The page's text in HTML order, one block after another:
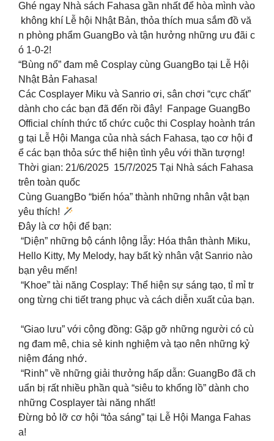
Ghé ngay Nhà sách Fahasa gần nhất để hòa mình vào
không khí Lễ hội Nhật Bản, thỏa thích mua sắm đồ vă
n phòng phẩm GuangBo và tận hưởng những ưu đãi c
ó 1-0-2!
“Bùng nổ” đam mê Cosplay cùng GuangBo tại Lễ Hội
Nhật Bản Fahasa!
Các Cosplayer Miku và Sanrio ơi, sân chơi “cực chất”
dành cho các bạn đã đến rồi đây! Fanpage GuangBo
Official chính thức tổ chức cuộc thi Cosplay hoành trán
g tại Lễ Hội Manga của nhà sách Fahasa, tạo cơ hội đ
ể các bạn thỏa sức thể hiện tình yêu với thần tượng!
Thời gian: 21/6/2025 15/7/2025 Tại Nhà sách Fahasa
trên toàn quốc
Cùng GuangBo “biến hóa” thành những nhân vật bạn
yêu thích!
Đây là cơ hội để bạn:
“Diện” những bộ cánh lộng lẫy: Hóa thân thành Miku,
Hello Kitty, My Melody, hay bất kỳ nhân vật Sanrio nào
bạn yêu mến!
“Khoe” tài năng Cosplay: Thể hiện sự sáng tạo, tỉ mỉ tr
ong từng chi tiết trang phục và cách diễn xuất của bạn.
“Giao lưu” với cộng đồng: Gặp gỡ những người có cù
ng đam mê, chia sẻ kinh nghiệm và tạo nên những kỷ
niệm đáng nhớ.
“Rinh” về những giải thưởng hấp dẫn: GuangBo đã ch
uẩn bị rất nhiều phần quà “siêu to khổng lồ” dành cho
những Cosplayer tài năng nhất!
Đừng bỏ lỡ cơ hội “tỏa sáng” tại Lễ Hội Manga Fahas
a! ‍️